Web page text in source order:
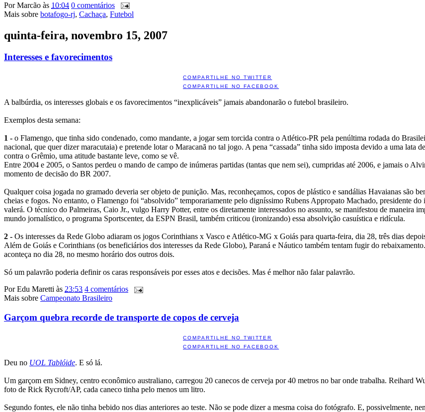
PorMarcão às 10:04 0 comentários
Mais sobre botafogo-rj, Cachaça, Futebol
quinta-feira, novembro 15, 2007
Interesses e favorecimentos
COMPARTILHE NO TWITTER
COMPARTILHE NO FACEBOOK
A balbúrdia, os interesses globais e os favorecimentos “inexplicáveis” jamais abandonarão o futebol brasileiro.
Exemplos desta semana:
1 - o Flamengo, que tinha sido condenado, como mandante, a jogar sem torcida contra o Atlético-PR pela penúltima rodada do
nacional, que quer dizer maracutaia) e pretende lotar o Maracanã no tal jogo. A pena “cassada” tinha sido imposta devido a uma lata
contra o Grêmio, uma atitude bastante leve, como se vê.
Entre 2004 e 2005, o Santos perdeu o mando de campo de inúmeras partidas (tantas que nem sei), cumpridas até 2006, e jamais o
momento de decisão do BR 2007.
Qualquer coisa jogada no gramado deveria ser objeto de punição. Mas, reconheçamos, copos de plástico e sandálias Havaianas são
cheias e fogos. No entanto, o Flamengo foi “absolvido” temporariamente pelo digníssimo Rubens Appropato Machado, presidente
valerá. O técnico do Palmeiras, Caio Jr., vulgo Harry Potter, entre os diretamente interessados no assunto, se manifestou de maneira
mundo jornalístico, o programa Sportscenter, da ESPN Brasil, também criticou (ironizando) essa absolvição casuística e ridícula.
2 - Os interesses da Rede Globo adiaram os jogos Corinthians x Vasco e Atlético-MG x Goiás para quarta-feira, dia 28, três dias
Além de Goiás e Corinthians (os beneficiários dos interesses da Rede Globo), Paraná e Náutico também tentam fugir do
aconteça no dia 28, no mesmo horário dos outros dois.
Só um palavrão poderia definir os caras responsáveis por esses atos e decisões. Mas é melhor não falar palavrão.
PorEdu Maretti às 23:53 4 comentários
Mais sobre Campeonato Brasileiro
Garçom quebra recorde de transporte de copos de cerveja
COMPARTILHE NO TWITTER
COMPARTILHE NO FACEBOOK
Deu no UOL Tablóide. E só lá.
Um garçom em Sidney, centro econômico australiano, carregou 20 canecos de cerveja por 40 metros no bar onde trabalha. Reihard
foto de Rick Rycroft/AP, cada caneco tinha pelo menos um litro.
Segundo fontes, ele não tinha bebido nos dias anteriores ao teste. Não se pode dizer a mesma coisa do fotógrafo. E, possivelmente,